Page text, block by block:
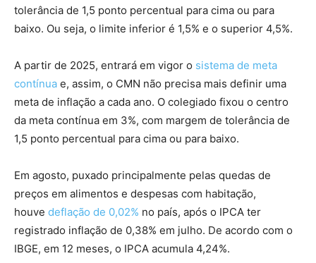
tolerância de 1,5 ponto percentual para cima ou para
baixo. Ou seja, o limite inferior é 1,5% e o superior 4,5%.
A partir de 2025, entrará em vigor o sistema de meta
contínua e, assim, o CMN não precisa mais definir uma
meta de inflação a cada ano. O colegiado fixou o centro
da meta contínua em 3%, com margem de tolerância de
1,5 ponto percentual para cima ou para baixo.
Em agosto, puxado principalmente pelas quedas de
preços em alimentos e despesas com habitação,
houve deflação de 0,02% no país, após o IPCA ter
registrado inflação de 0,38% em julho. De acordo com o
IBGE, em 12 meses, o IPCA acumula 4,24%.